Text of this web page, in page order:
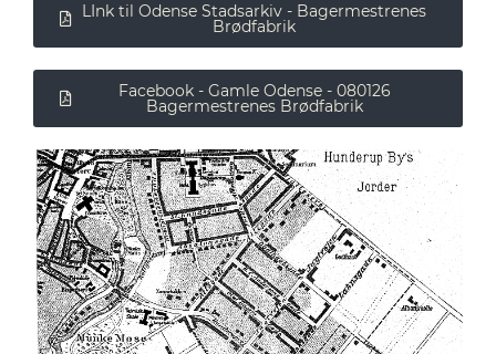
LInk til Odense Stadsarkiv - Bagermestrenes
Brødfabrik
Facebook - Gamle Odense - 080126
Bagermestrenes Brødfabrik